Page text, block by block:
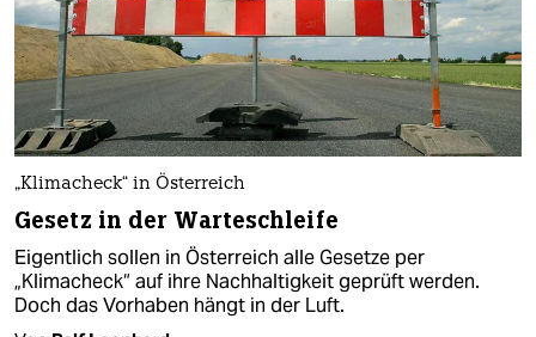
„Klimacheck“ in Österreich
Gesetz in der Warteschleife
Eigentlich sollen in Österreich alle Gesetze per
„Klimacheck“ auf ihre Nachhaltigkeit geprüft werden.
Doch das Vorhaben hängt in der Luft.